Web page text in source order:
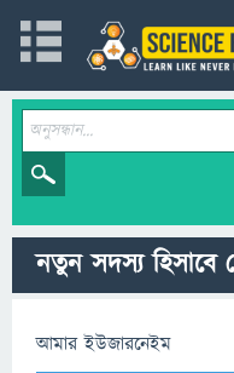
নতুন সদস্য হিসাবে
আমার ইউজারনেইম